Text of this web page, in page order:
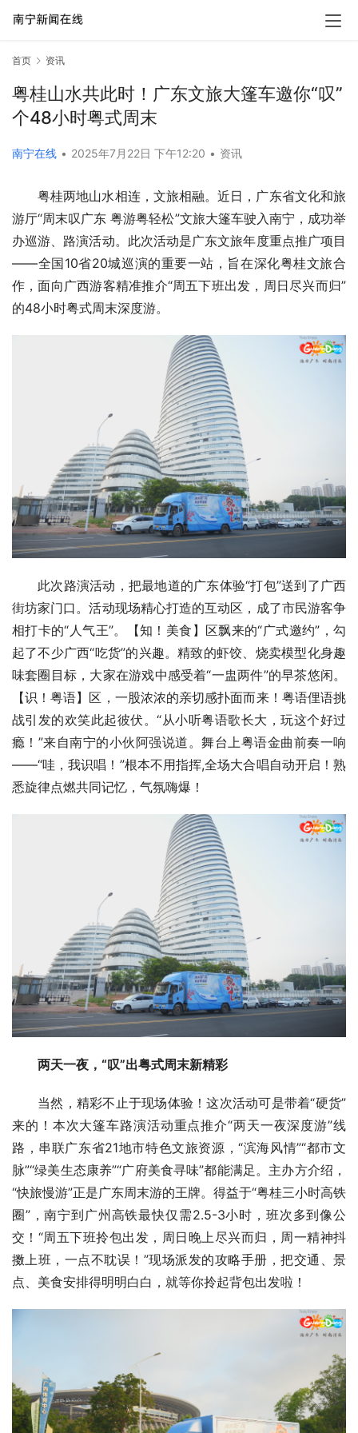
首页 资讯
粤桂山水共此时！广东文旅大篷车邀你“叹”
个48小时粤式周末
南宁在线 • 2025年7月22日 下午12:20 • 资讯
粤桂两地山水相连，文旅相融。近日，广东省文化和旅
游厅“周末叹广东 粤游粤轻松”文旅大篷车驶入南宁，成功举
办巡游、路演活动。此次活动是广东文旅年度重点推广项目
——全国10省20城巡演的重要一站，旨在深化粤桂文旅合
作，面向广西游客精准推介“周五下班出发，周日尽兴而归”
的48小时粤式周末深度游。
此次路演活动，把最地道的广东体验“打包”送到了广西
街坊家门口。活动现场精心打造的互动区，成了市民游客争
相打卡的“人气王”。【知！美食】区飘来的“广式邀约”，勾
起了不少广西“吃货”的兴趣。精致的虾饺、烧卖模型化身趣
味套圈目标，大家在游戏中感受着“一盅两件”的早茶悠闲。
【识！粤语】区，一股浓浓的亲切感扑面而来！粤语俚语挑
战引发的欢笑此起彼伏。“从小听粤语歌长大，玩这个好过
瘾！”来自南宁的小伙阿强说道。舞台上粤语金曲前奏一响
——“哇，我识唱！”根本不用指挥,全场大合唱自动开启！熟
悉旋律点燃共同记忆，气氛嗨爆！
两天一夜，“叹”出粤式周末新精彩
当然，精彩不止于现场体验！这次活动可是带着“硬货”
来的！本次大篷车路演活动重点推介“两天一夜深度游”线
路，串联广东省21地市特色文旅资源，“滨海风情”“都市文
脉”“绿美生态康养”“广府美食寻味”都能满足。主办方介绍，
“快旅慢游”正是广东周末游的王牌。得益于“粤桂三小时高铁
圈”，南宁到广州高铁最快仅需2.5-3小时，班次多到像公
交！“周五下班拎包出发，周日晚上尽兴而归，周一精神抖
擞上班，一点不耽误！”现场派发的攻略手册，把交通、景
点、美食安排得明明白白，就等你拎起背包出发啦！